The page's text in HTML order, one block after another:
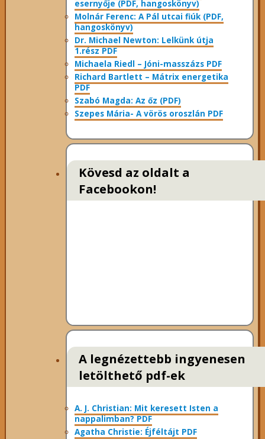
esernyője (PDF, hangoskönyv)
Molnár Ferenc: A Pál utcai fiúk (PDF,
hangoskönyv)
Dr. Michael Newton: Lelkünk útja
1.rész PDF
Michaela Riedl – Jóni-masszázs PDF
Richard Bartlett – Mátrix energetika
PDF
Szabó Magda: Az őz (PDF)
Szepes Mária- A vörös oroszlán PDF
Kövesd az oldalt a
Facebookon!
A legnézettebb ingyenesen
letölthető pdf-ek
A. J. Christian: Mit keresett Isten a
nappalimban? PDF
Agatha Christie: Éjféltájt PDF